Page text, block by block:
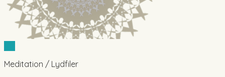
Meditation / Lydfiler